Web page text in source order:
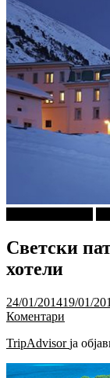
Светски
хотели
24/01/201419/01/
Коментари
TripAdvisorја